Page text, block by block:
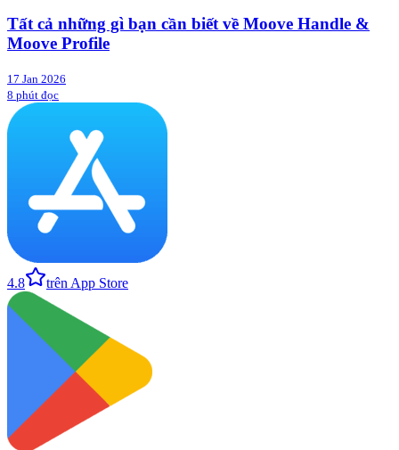
Tất cả những gì bạn cần biết về Moove Handle &
Moove Profile
17 Jan 2026
8 phút đọc
4.8 trên App Store